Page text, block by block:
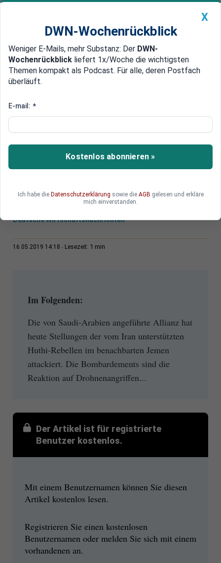
Newsticker MEIN DWN: Geldanlage Premium
Edelmetalle DWN-Magazin China
Luftschläge als Reaktion auf Drohnenangriffe
Saudi-Arabien greift Huthi-
Stellungen im Jemen an
Die saudi-arabische Luftwaffe hat heute Morgen
Deutsche Wirtschaftsnachrichten
16.05.2019 14:18 Lesezeit: 1 min
Im Folgenden:
Die von Saudi-Arabien angeführte Allianz hat
heute Stellungen der vom Iran unterstützten
Huthi-Rebellen im benachbarten Jemen
attackiert. Die Bombardements sind die
Reaktion auf Drohnenangriffen...
Der Artikel ist für registrierte
Benutzer kostenlos.
Mit einem Benutzernamen können Sie diesen
Artikel kostenlos lesen.
Registrieren Sie einen kostenlosen
Benutzernamen oder melden Sie sich mit einem
vorhandenen an.
X
DWN-Wochenrückblick
Weniger E-Mails, mehr Substanz: Der DWN-
Wochenrückblick liefert 1x/Woche die wichtigsten
Themen kompakt als Podcast. Für alle, deren Postfach
überläuft.
E-mail: *
Kostenlos abonnieren »
Ich habe die Datenschutzerklärung sowie die AGB gelesen und erkläre
mich einverstanden.